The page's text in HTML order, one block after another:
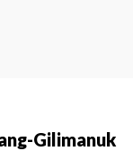
Gilimanuk